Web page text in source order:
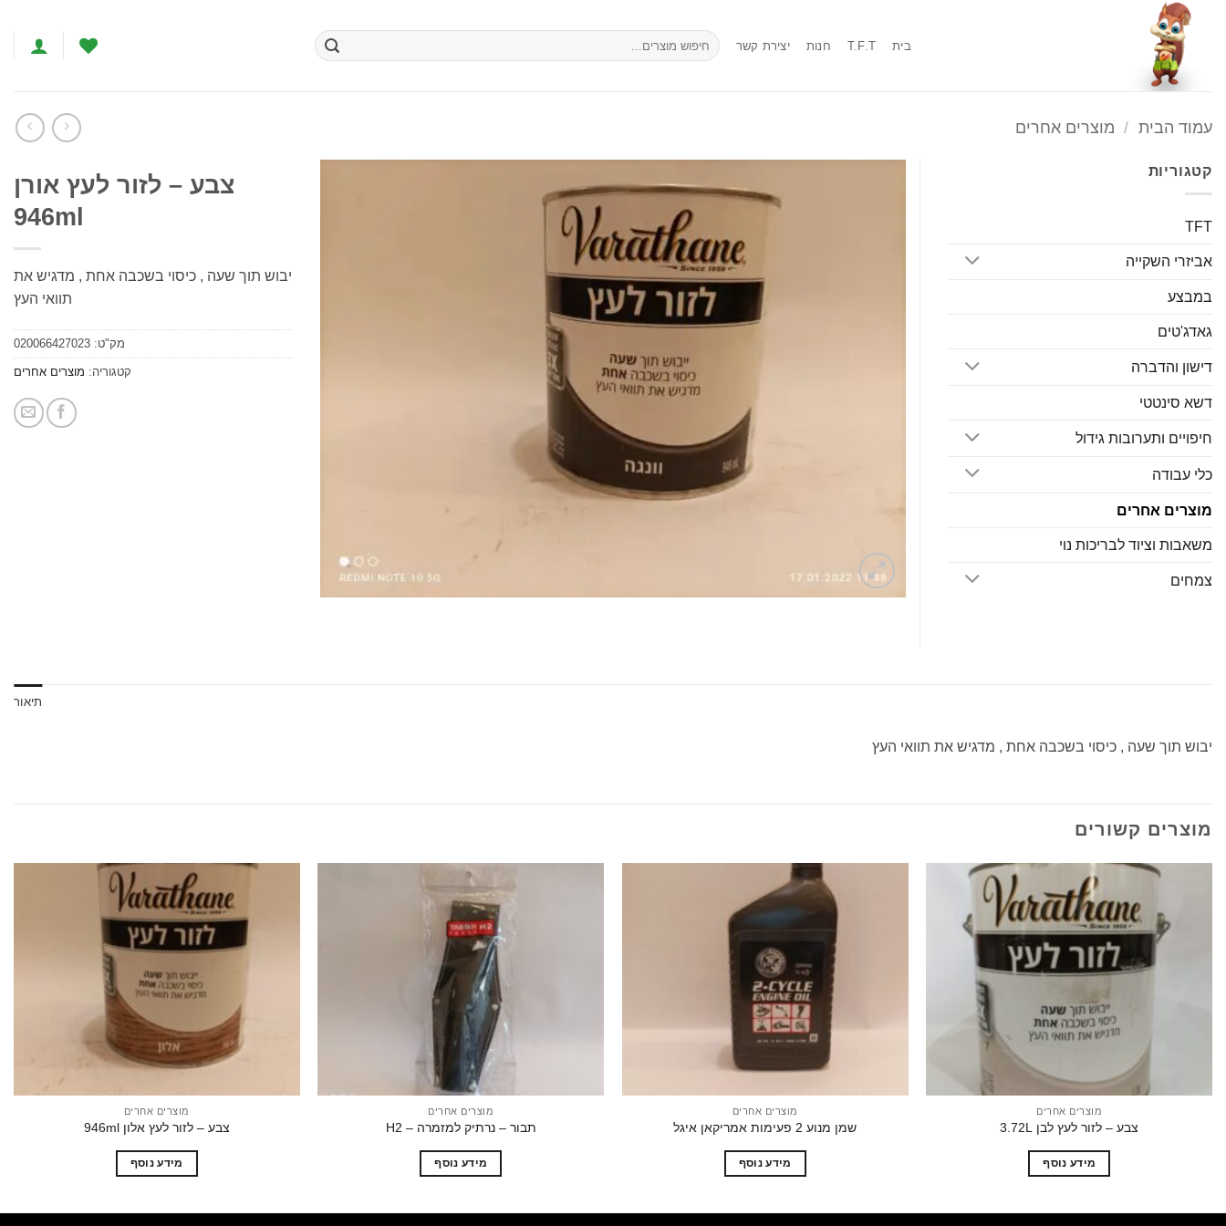
content
בית T.F.T חנות יצירת קשר
חיפוש
עבור:
עמוד הבית / מוצרים אחרים
צבע – לזור לעץ אורן
946ml
יבוש תוך שעה , כיסוי בשכבה אחת , מדגיש את
תוואי העץ
מק"ט: 020066427023
קטגוריה: מוצרים אחרים
קטגוריות
TFT
אביזרי השקייה
במבצע
גאדג'טים
דישון והדברה
דשא סינטטי
חיפויים ותערובות גידול
כלי עבודה
מוצרים אחרים
משאבות וציוד לבריכות נוי
צמחים
תיאור
יבוש תוך שעה , כיסוי בשכבה אחת , מדגיש את תוואי העץ
מוצרים קשורים
מוצרים אחרים
צבע – לזור לעץ לבן 3.72L
מידע נוסף
מוצרים אחרים
שמן מנוע 2 פעימות אמריקאן איגל
מידע נוסף
מוצרים אחרים
תבור – נרתיק למזמרה – H2
מידע נוסף
מוצרים אחרים
צבע – לזור לעץ אלון 946ml
מידע נוסף